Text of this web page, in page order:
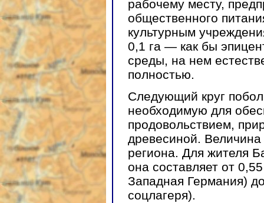
рабочему месту,
общественного
культурным
0,1 га — как бы
среды, на нем
полностью.
Следующий круг
необходимую для
продовольствием,
древесиной. Величина
региона. Для жителя
она составляет от
Западная Германия)
соцлагеря).